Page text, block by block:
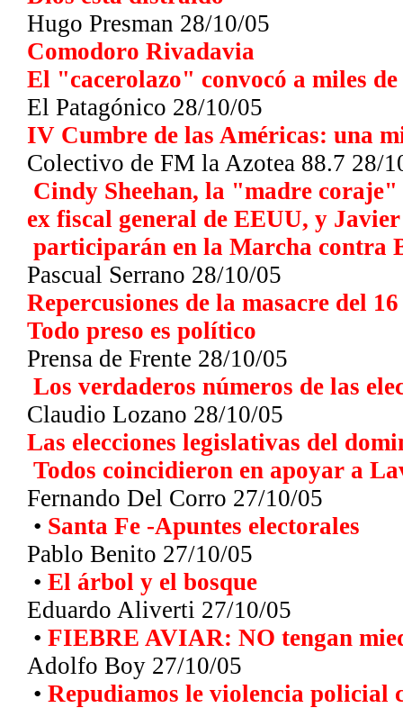
Hugo Presman 28/10/05
Comodoro Rivadavia
El "cacerolazo" convocó a miles de
El Patagónico 28/10/05
IV Cumbre de las Américas: una
Colectivo de FM la Azotea 88.7 28/
Cindy Sheehan, la "madre
ex fiscal general de EEUU, y
participarán en la Marcha contra
Pascual Serrano 28/10/05
Repercusiones de la masacre del
Todo preso es político
Prensa de Frente 28/10/05
Los verdaderos números de las
Claudio Lozano 28/10/05
Las elecciones legislativas del
Todos coincidieron en apoyar a
Fernando Del Corro 27/10/05
• Santa Fe -Apuntes electorales
Pablo Benito 27/10/05
• El árbol y el bosque
Eduardo Aliverti 27/10/05
• FIEBRE AVIAR: NO tengan
Adolfo Boy 27/10/05
• Repudiamos le violencia policial